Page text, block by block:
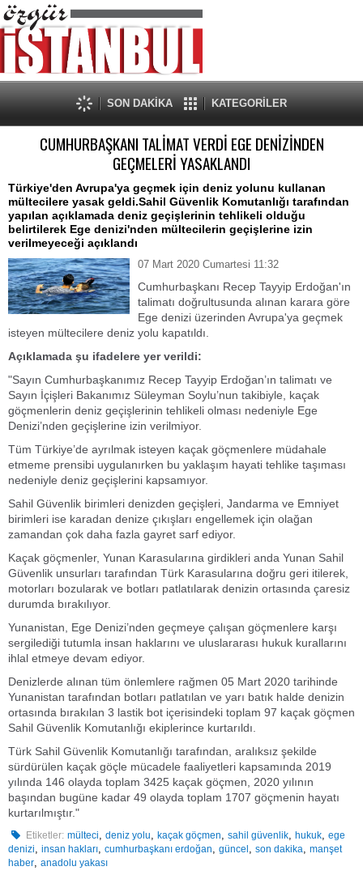
SON DAKİKA KATEGORİLER
CUMHURBAŞKANI TALİMAT VERDİ EGE DENİZİNDEN
GEÇMELERİ YASAKLANDI
Türkiye'den Avrupa'ya geçmek için deniz yolunu kullanan
mültecilere yasak geldi.Sahil Güvenlik Komutanlığı tarafından
yapılan açıklamada deniz geçişlerinin tehlikeli olduğu
belirtilerek Ege denizi'nden mültecilerin geçişlerine izin
verilmeyeceği açıklandı
07 Mart 2020 Cumartesi 11:32
Cumhurbaşkanı Recep Tayyip Erdoğan'ın
talimatı doğrultusunda alınan karara göre
Ege denizi üzerinden Avrupa'ya geçmek
isteyen mültecilere deniz yolu kapatıldı.
Açıklamada şu ifadelere yer verildi:
"Sayın Cumhurbaşkanımız Recep Tayyip Erdoğan’ın talimatı ve
Sayın İçişleri Bakanımız Süleyman Soylu’nun takibiyle, kaçak
göçmenlerin deniz geçişlerinin tehlikeli olması nedeniyle Ege
Denizi’nden geçişlerine izin verilmiyor.
Tüm Türkiye’de ayrılmak isteyen kaçak göçmenlere müdahale
etmeme prensibi uygulanırken bu yaklaşım hayati tehlike taşıması
nedeniyle deniz geçişlerini kapsamıyor.
Sahil Güvenlik birimleri denizden geçişleri, Jandarma ve Emniyet
birimleri ise karadan denize çıkışları engellemek için olağan
zamandan çok daha fazla gayret sarf ediyor.
Kaçak göçmenler, Yunan Karasularına girdikleri anda Yunan Sahil
Güvenlik unsurları tarafından Türk Karasularına doğru geri itilerek,
motorları bozularak ve botları patlatılarak denizin ortasında çaresiz
durumda bırakılıyor.
Yunanistan, Ege Denizi’nden geçmeye çalışan göçmenlere karşı
sergilediği tutumla insan haklarını ve uluslararası hukuk kurallarını
ihlal etmeye devam ediyor.
Denizlerde alınan tüm önlemlere rağmen 05 Mart 2020 tarihinde
Yunanistan tarafından botları patlatılan ve yarı batık halde denizin
ortasında bırakılan 3 lastik bot içerisindeki toplam 97 kaçak göçmen
Sahil Güvenlik Komutanlığı ekiplerince kurtarıldı.
Türk Sahil Güvenlik Komutanlığı tarafından, aralıksız şekilde
sürdürülen kaçak göçle mücadele faaliyetleri kapsamında 2019
yılında 146 olayda toplam 3425 kaçak göçmen, 2020 yılının
başından bugüne kadar 49 olayda toplam 1707 göçmenin hayatı
kurtarılmıştır."
Etiketler: mülteci,deniz yolu,kaçak göçmen,sahil güvenlik,hukuk,ege
denizi, insan hakları, cumhurbaşkanı erdoğan, güncel , son dakika, manşet
haber, anadolu yakası